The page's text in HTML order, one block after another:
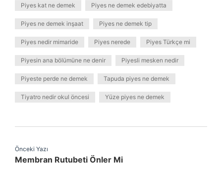
Piyes kat ne demek Piyes ne demek edebiyatta
Piyes ne demek inşaat Piyes ne demek tip
Piyes nedir mimaride Piyes nerede Piyes Türkçe mi
Piyesin ana bölümüne ne denir Piyesli mesken nedir
Piyeste perde ne demek Tapuda piyes ne demek
Tiyatro nedir okul öncesi Yüze piyes ne demek
Önceki Yazı
Membran Rutubeti Önler Mi